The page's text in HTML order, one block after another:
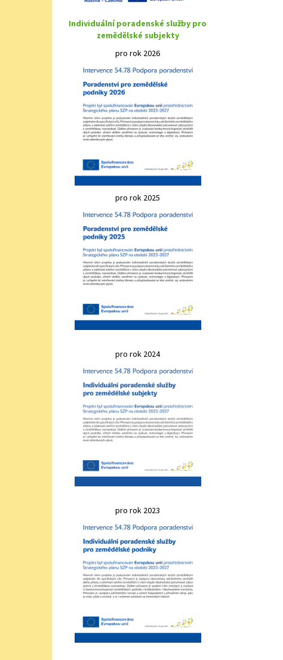
Individuální poradenské služby pro
zemědělské subjekty
pro rok 2026
pro rok 2025
pro rok 2024
pro rok 2023